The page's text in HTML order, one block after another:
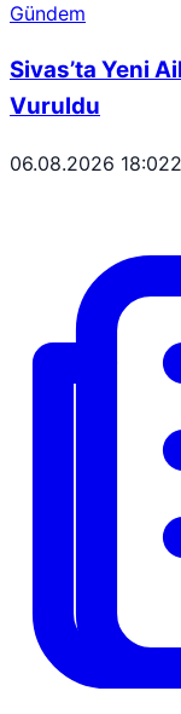
Gündem
Sivas’ta Yeni
Vuruldu
06.08.2026 18:02